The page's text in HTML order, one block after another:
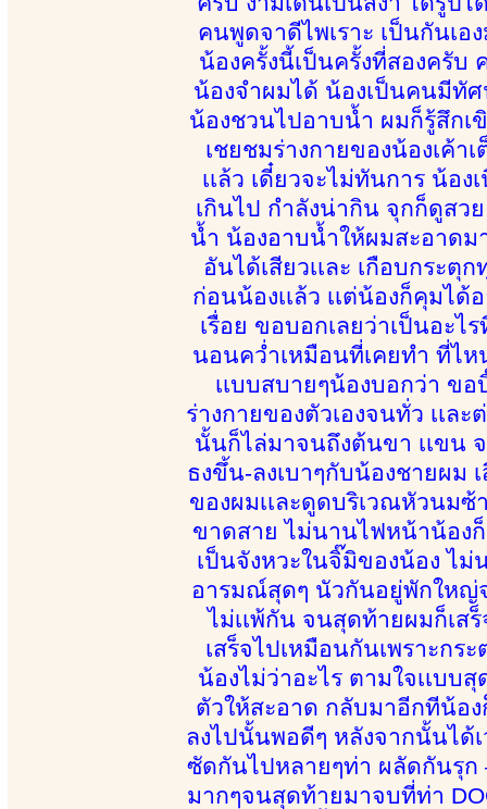
คนพูดจาดีไพเราะ เป็นกันเอ
น้องครั้งนี้เป็นครั้งที่สองครับ
น้องจำผมได้ น้องเป็นคนมีทั
น้องชวนไปอาบน้ำ ผมก็รู้สึกเ
เชยชมร่างกายของน้องเค้า
เเล้ว เดี๋ยวจะไม่ทันการ น้อ
เกินไป กำลังน่ากิน จุกก็ดูสว
น้ำ น้องอาบน้ำให้ผมสะอาดม
อันได้เสียวเเละ เกือบกระตุ
ก่อนน้องเเล้ว เเต่น้องก็คุมไ
เรื่อย ขอบอกเลยว่าเป็นอะไ
นอนคว่ำเหมือนที่เคยทำ ที่ไห
เเบบสบายๆน้องบอกว่า ข
ร่างกายของตัวเองจนทั่ว เเ
นั้นก็ไล่มาจนถึงต้นขา เเขน
ธงขึ้น-ลงเบาๆกับน้องชายผม
ของผมเเละดูดบริเวณหัวนม
ขาดสาย ไม่นานไฟหน้าน้องก็
เป็นจังหวะในจิ๊มิของน้อง ไม่
อารมณ์สุดๆ นัวกันอยู่พักใหญ่จ
ไม่เเพ้กัน จนสุดท้ายผมก็เส
เสร็จไปเหมือนกันเพราะกร
น้องไม่ว่าอะไร ตามใจเเบบ
ตัวให้สะอาด กลับมาอีกทีน้อ
ลงไปนั้นพอดีๆ หลังจากนั้นได้
ซัดกันไปหลายๆท่า ผลัดกันรุก
มากๆจนสุดท้ายมาจบที่ท่า